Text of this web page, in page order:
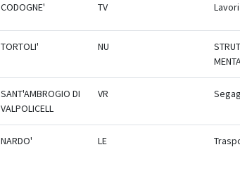
CODOGNE' TV
TORTOLI' NU
SANT'AMBROGIO DI
VALPOLICELL
VR
NARDO' LE